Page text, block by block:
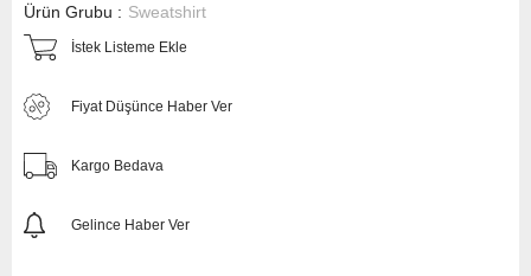
Ürün Grubu : Sweatshirt
İstek Listeme Ekle
Fiyat Düşünce Haber Ver
Kargo Bedava
Gelince Haber Ver